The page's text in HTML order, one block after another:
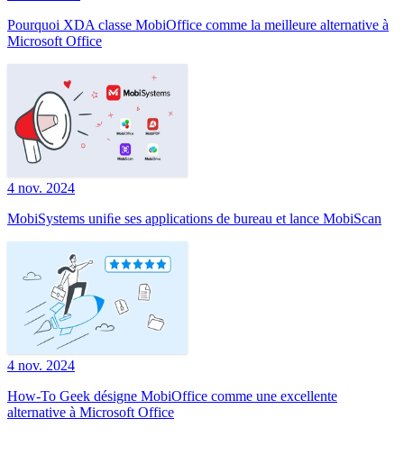
Pourquoi XDA classe MobiOffice comme la meilleure alternative à
Microsoft Office
4 nov. 2024
MobiSystems uniﬁe ses applications de bureau et lance MobiScan
4 nov. 2024
How-To Geek désigne MobiOffice comme une excellente
alternative à Microsoft Office